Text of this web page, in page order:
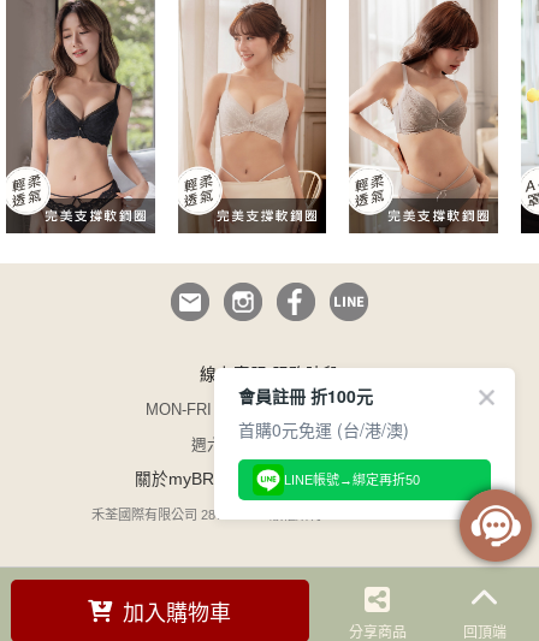
線上客服 服務時段
MON-FRI 09:00~12:30/13:30~17:00
週六日與國定假日休息
關於myBRA
企業徵才/165 防詐騙
禾荃國際有限公司 28754599 / 版權所有 COPYRIGHT©1996
加入購物車
分享商品 回頂端
會員註冊 折100元
首購0元免運 (台/港/澳)
LINE帳號→綁定再折50